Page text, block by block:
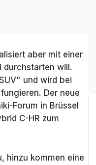
aber mit einer
durchstarten will.
und wird bei
Der neue
Forum in Brüssel
C-HR zum
hinzu kommen eine